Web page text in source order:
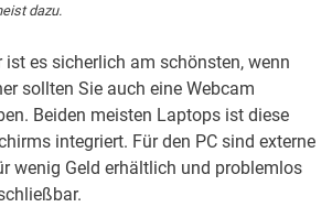
dazu.
ist es sicherlich am schönsten, wenn
sollten Sie auch eine Webcam
Beiden meisten Laptops ist diese
integriert. Für den PC sind externe
wenig Geld erhältlich und problemlos